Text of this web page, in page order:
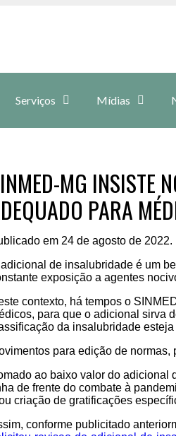
Serviços Mídias
MG INSISTE
PARA
em 24 de agosto de 2022.
de insalubridade é um
exposição a agentes
contexto, há tempos o
para que o adicional sirva
da insalubridade
para edição de
ao baixo valor do adicional
de frente do combate à
criação de gratificações
conforme publicitado